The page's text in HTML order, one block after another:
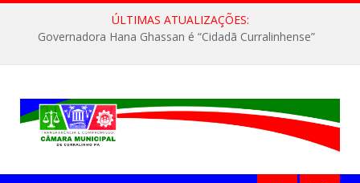
ÚLTIMAS ATUALIZAÇÕES:
Governadora Hana Ghassan é “Cidadã Curralinhense”